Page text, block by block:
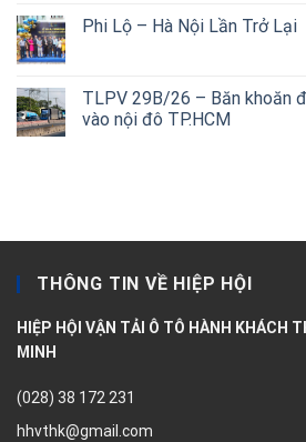
Phi Lộ – Hà Nội Lần Trở Lại
TLPV 29B/26 – Băn khoăn
vào nội đô TP.HCM
THÔNG TIN VỀ HIỆP HỘI
HIỆP HỘI VẬN TẢI Ô TÔ HÀNH KHÁCH
MINH
(028) 38 172 231
hhvthk@gmail.com